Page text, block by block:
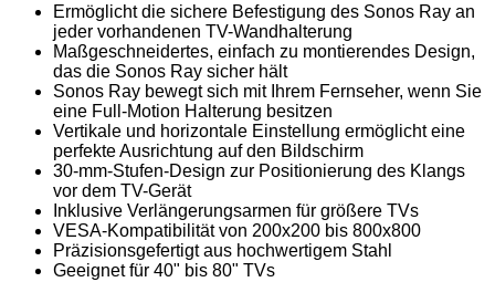
Ermöglicht die sichere Befestigung des Sonos Ray an
jeder vorhandenen TV-Wandhalterung
Maßgeschneidertes, einfach zu montierendes Design,
das die Sonos Ray sicher hält
Sonos Ray bewegt sich mit Ihrem Fernseher, wenn Sie
eine Full-Motion Halterung besitzen
Vertikale und horizontale Einstellung ermöglicht eine
perfekte Ausrichtung auf den Bildschirm
30-mm-Stufen-Design zur Positionierung des Klangs
vor dem TV-Gerät
Inklusive Verlängerungsarmen für größere TVs
VESA-Kompatibilität von 200x200 bis 800x800
Präzisionsgefertigt aus hochwertigem Stahl
Geeignet für 40" bis 80" TVs